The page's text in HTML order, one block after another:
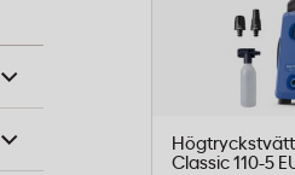
Classic 110-5